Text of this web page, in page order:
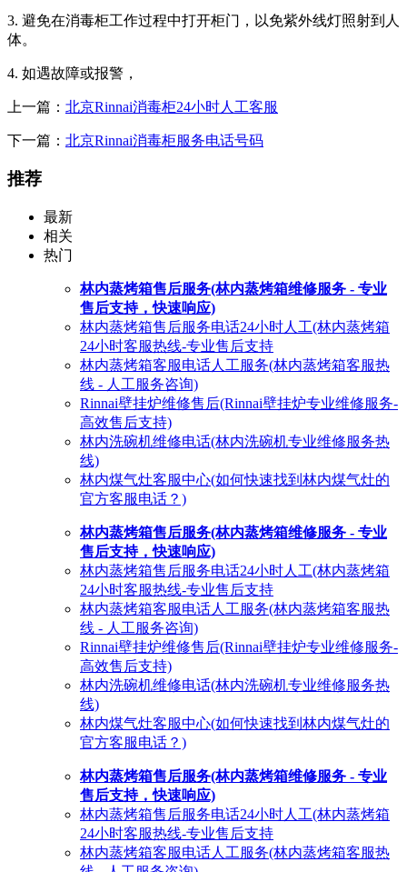
3. 避免在消毒柜工作过程中打开柜门，以免紫外线灯照射到人
体。
4. 如遇故障或报警，
上一篇： 北京Rinnai消毒柜24小时人工客服
下一篇： 北京Rinnai消毒柜服务电话号码
推荐
最新
相关
热门
林内蒸烤箱售后服务(林内蒸烤箱维修服务 - 专业
售后支持，快速响应)
林内蒸烤箱售后服务电话24小时人工(林内蒸烤箱
24小时客服热线-专业售后支持
林内蒸烤箱客服电话人工服务(林内蒸烤箱客服热
线 - 人工服务咨询)
Rinnai壁挂炉维修售后(Rinnai壁挂炉专业维修服务-
高效售后支持)
林内洗碗机维修电话(林内洗碗机专业维修服务热
线)
林内煤气灶客服中心(如何快速找到林内煤气灶的
官方客服电话？)
林内蒸烤箱售后服务(林内蒸烤箱维修服务 - 专业
售后支持，快速响应)
林内蒸烤箱售后服务电话24小时人工(林内蒸烤箱
24小时客服热线-专业售后支持
林内蒸烤箱客服电话人工服务(林内蒸烤箱客服热
线 - 人工服务咨询)
Rinnai壁挂炉维修售后(Rinnai壁挂炉专业维修服务-
高效售后支持)
林内洗碗机维修电话(林内洗碗机专业维修服务热
线)
林内煤气灶客服中心(如何快速找到林内煤气灶的
官方客服电话？)
林内蒸烤箱售后服务(林内蒸烤箱维修服务 - 专业
售后支持，快速响应)
林内蒸烤箱售后服务电话24小时人工(林内蒸烤箱
24小时客服热线-专业售后支持
林内蒸烤箱客服电话人工服务(林内蒸烤箱客服热